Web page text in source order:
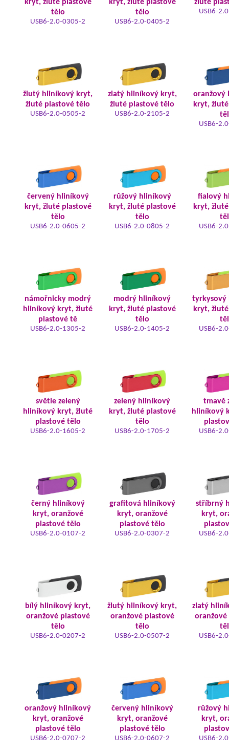
kryt, žluté plastové
tělo
USB6-2.0-0305-2
kryt, žluté plastové
tělo
USB6-2.0-0405-2
žluté
USB6-
žlutý hliníkový kryt,
žluté plastové tělo
USB6-2.0-0505-2
zlatý hliníkový kryt,
žluté plastové tělo
USB6-2.0-2105-2
oranžový
kryt,
USB6-
červený hliníkový
kryt, žluté plastové
tělo
USB6-2.0-0605-2
růžový hliníkový
kryt, žluté plastové
tělo
USB6-2.0-0805-2
fialový
kryt,
USB6-
námořnicky modrý
hliníkový kryt, žluté
plastové tě
USB6-2.0-1305-2
modrý hliníkový
kryt, žluté plastové
tělo
USB6-2.0-1405-2
tyrkysový
kryt,
USB6-
světle zelený
hliníkový kryt, žluté
plastové tělo
USB6-2.0-1605-2
zelený hliníkový
kryt, žluté plastové
tělo
USB6-2.0-1705-2
tmavě
hliníkový
USB6-
černý hliníkový
kryt, oranžové
plastové tělo
USB6-2.0-0107-2
grafitová hliníkový
kryt, oranžové
plastové tělo
USB6-2.0-0307-2
stříbrný
kryt,
USB6-
bílý hliníkový kryt,
oranžové plastové
tělo
USB6-2.0-0207-2
žlutý hliníkový kryt,
oranžové plastové
tělo
USB6-2.0-0507-2
zlatý
oranžové
USB6-
oranžový hliníkový
kryt, oranžové
plastové tělo
USB6-2.0-0707-2
červený hliníkový
kryt, oranžové
plastové tělo
USB6-2.0-0607-2
růžový
kryt,
USB6-